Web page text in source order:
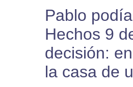
Pablo
Hechos 9
decisión:
la casa de